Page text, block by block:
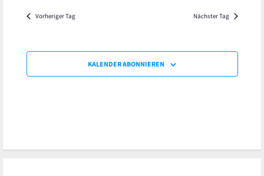
2025
und
Vorheriger Tag Nächster Tag
KALENDER ABONNIEREN